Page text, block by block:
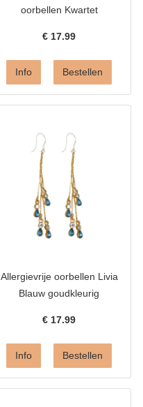
oorbellen Kwartet
€17.99
Allergievrije oorbellen Livia
Blauw goudkleurig
€ 17.99